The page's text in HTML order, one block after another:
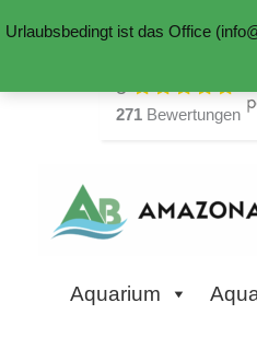
Urlaubsbedingt ist das Office
5
271 Bewertungen
Aquarium